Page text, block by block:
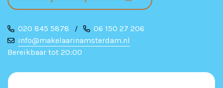
020 845 5878 /
06 150 27 206
info@makelaarinamsterdam.nl
Bereikbaar tot 20:00